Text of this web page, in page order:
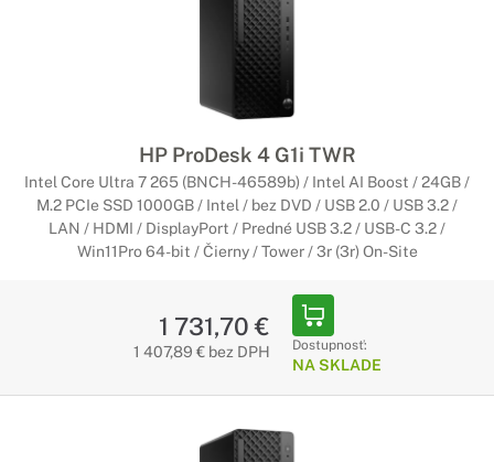
HP ProDesk 4 G1i TWR
Intel Core Ultra 7 265 (BNCH-46589b) / Intel AI Boost / 24GB /
M.2 PCIe SSD 1000GB / Intel / bez DVD / USB 2.0 / USB 3.2 /
LAN / HDMI / DisplayPort / Predné USB 3.2 / USB-C 3.2 /
Win11Pro 64-bit / Čierny / Tower / 3r (3r) On-Site
1 731,70 €
1 407,89 € bez DPH Dostupnosť:
NA SKLADE